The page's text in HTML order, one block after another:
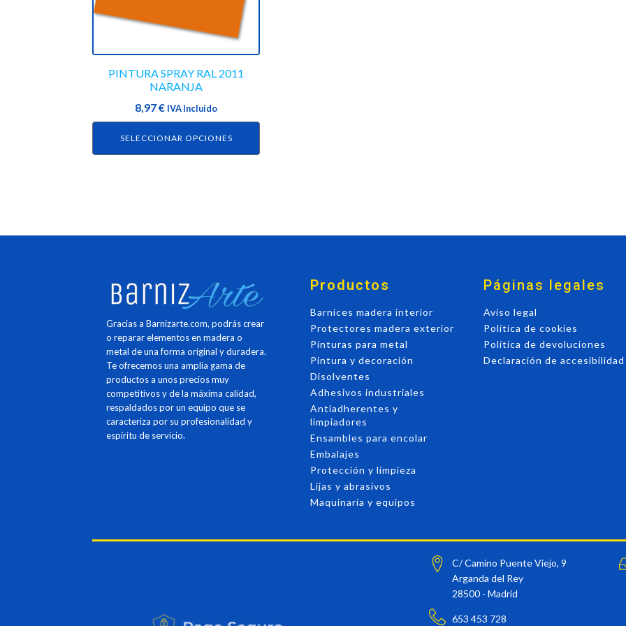
PINTURA SPRAY RAL 2011
NARANJA
8,97€ IVA Incluido
SELECCIONAR OPCIONES
se
elegir
de
producto
Gracias a Barnizarte.com, podrás crear
o reparar elementos en madera o
metal de una forma original y duradera.
Te ofrecemos una amplia gama de
productos a unos precios muy
competitivos y de la máxima calidad,
respaldados por un equipo que se
caracteriza por su profesionalidad y
espíritu de servicio.
Productos
Barnices madera interior
Protectores madera exterior
Pinturas para metal
Pintura y decoración
Disolventes
Adhesivos industriales
Antiadherentes y
limpiadores
Ensambles para encolar
Embalajes
Protección y limpieza
Lijas y abrasivos
Maquinaria y equipos
Páginas legales
Aviso legal
Política de cookies
Política de devoluciones
Declaración de accesibilidad
C/ Camino Puente Viejo, 9
Arganda del Rey
28500 - Madrid
653 453 728